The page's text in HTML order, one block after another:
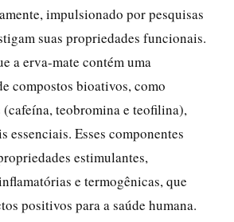
impulsionado por pesquisas
suas propriedades funcionais.
a erva-mate contém uma
compostos bioativos, como
teobromina e teofilina),
essenciais. Esses componentes
estimulantes,
e termogênicas, que
positivos para a saúde humana.